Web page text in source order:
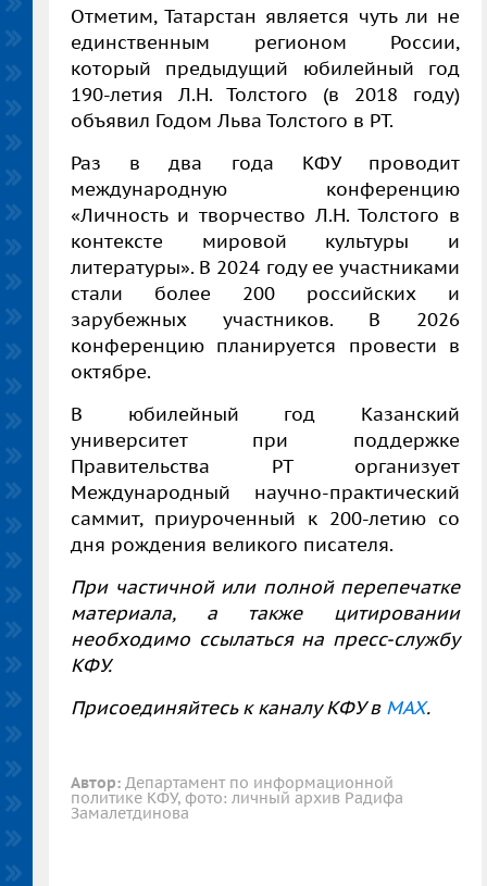
Отметим, Татарстан является чуть ли не
единственным регионом России,
который предыдущий юбилейный год
190-летия Л.Н. Толстого (в 2018 году)
объявил Годом Льва Толстого в РТ.
Раз в два года КФУ проводит
международную конференцию
«Личность и творчество Л.Н. Толстого в
контексте мировой культуры и
литературы». В 2024 году ее участниками
стали более 200 российских и
зарубежных участников. В 2026
конференцию планируется провести в
октябре.
В юбилейный год Казанский
университет при поддержке
Правительства РТ организует
Международный научно-практический
саммит, приуроченный к 200-летию со
дня рождения великого писателя.
При частичной или полной перепечатке
материала, а также цитировании
необходимо ссылаться на пресс-службу
КФУ.
Присоединяйтесь к каналу КФУ в MAX.
Автор: Департамент по информационной
политике КФУ, фото: личный архив Радифа
Замалетдинова